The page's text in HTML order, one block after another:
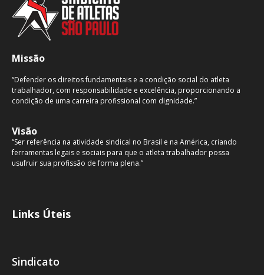
Missão
“Defender os direitos fundamentais e a condição social do atleta
trabalhador, com responsabilidade e excelência, proporcionando a
condição de uma carreira profissional com dignidade.”
Visão
“Ser referência na atividade sindical no Brasil e na América, criando
ferramentas legais e sociais para que o atleta trabalhador possa
usufruir sua profissão de forma plena.”
Links Úteis
Sindicato